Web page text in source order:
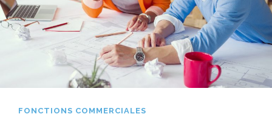
FONCTIONS COMMERCIALES